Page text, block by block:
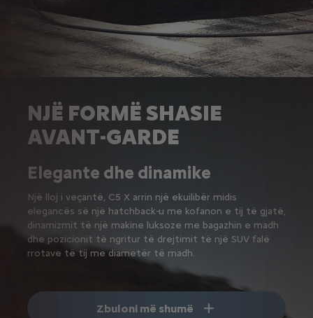
NJË FORMË SHASIE
AVANT-GARDE
Elegante dhe dinamike
Një lloj i veçantë, C5 X arrin një ekuilibër midis
elegancës së një hatchback-u me kofanon e tij të gjatë,
dinamizmit të një makine luksoze me bagazhin e madh
dhe pozicionit të ngritur të drejtimit të një SUV falë
rrotave të tij me diametër të madh.
Zbuloni më shumë